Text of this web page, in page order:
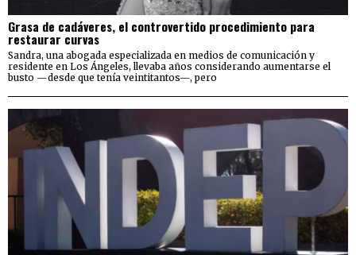
Grasa de cadáveres, el controvertido procedimiento para
restaurar curvas
Sandra, una abogada especializada en medios de comunicación y
residente en Los Ángeles, llevaba años considerando aumentarse el
busto —desde que tenía veintitantos—, pero